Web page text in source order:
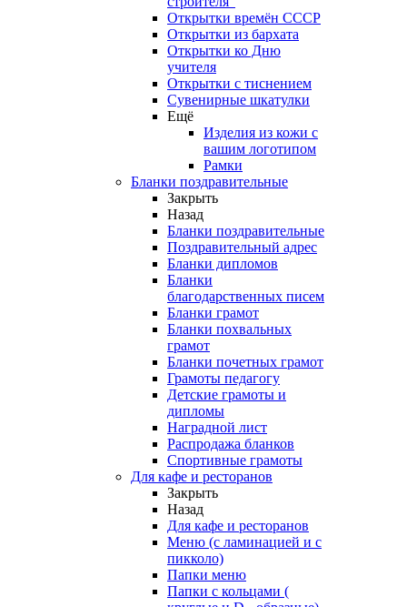
Открытки времён СССР
Открытки из бархата
Открытки ко Дню
учителя
Открытки с тиснением
Сувенирные шкатулки
Ещё
Изделия из кожи с
вашим логотипом
Рамки
Бланки поздравительные
Закрыть
Назад
Бланки поздравительные
Поздравительный адрес
Бланки дипломов
Бланки
благодарственных писем
Бланки грамот
Бланки похвальных
грамот
Бланки почетных грамот
Грамоты педагогу
Детские грамоты и
дипломы
Наградной лист
Распродажа бланков
Спортивные грамоты
Для кафе и ресторанов
Закрыть
Назад
Для кафе и ресторанов
Меню (с ламинацией и с
пикколо)
Папки меню
Папки с кольцами (